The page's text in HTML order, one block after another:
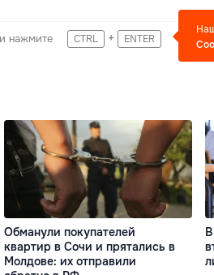
нажмите CTRL + ENTER
Обманули покупателей
квартир в Сочи и прятались в
Молдове: их отправили